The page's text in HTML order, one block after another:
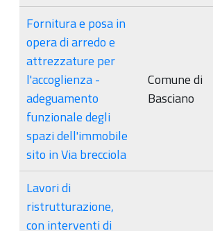
Fornitura e posa in
opera di arredo e
attrezzature per
l'accoglienza -
adeguamento
funzionale degli
spazi dell'immobile
sito in Via brecciola
Comune di
Basciano
Lavori di
ristrutturazione,
con interventi di